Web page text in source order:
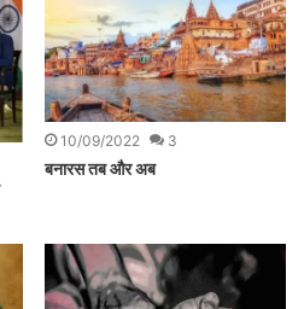
10/09/2022 3
बनारस तब और अब